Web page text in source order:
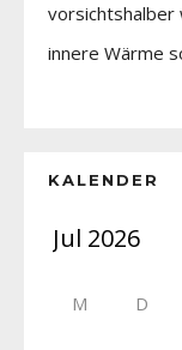
vorsichtshalber
innere Wärme
KALENDER
M D